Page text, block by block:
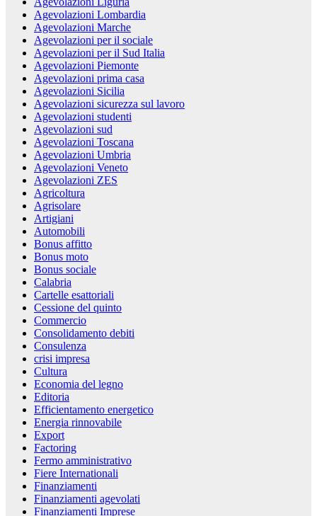
Agevolazioni Lombardia
Agevolazioni Marche
Agevolazioni per il sociale
Agevolazioni per il Sud Italia
Agevolazioni Piemonte
Agevolazioni prima casa
Agevolazioni Sicilia
Agevolazioni sicurezza sul lavoro
Agevolazioni studenti
Agevolazioni sud
Agevolazioni Toscana
Agevolazioni Umbria
Agevolazioni Veneto
Agevolazioni ZES
Agricoltura
Agrisolare
Artigiani
Automobili
Bonus affitto
Bonus moto
Bonus sociale
Calabria
Cartelle esattoriali
Cessione del quinto
Commercio
Consolidamento debiti
Consulenza
crisi impresa
Cultura
Economia del legno
Editoria
Efficientamento energetico
Energia rinnovabile
Export
Factoring
Fermo amministrativo
Fiere Internationali
Finanziamenti
Finanziamenti agevolati
Finanziamenti Imprese